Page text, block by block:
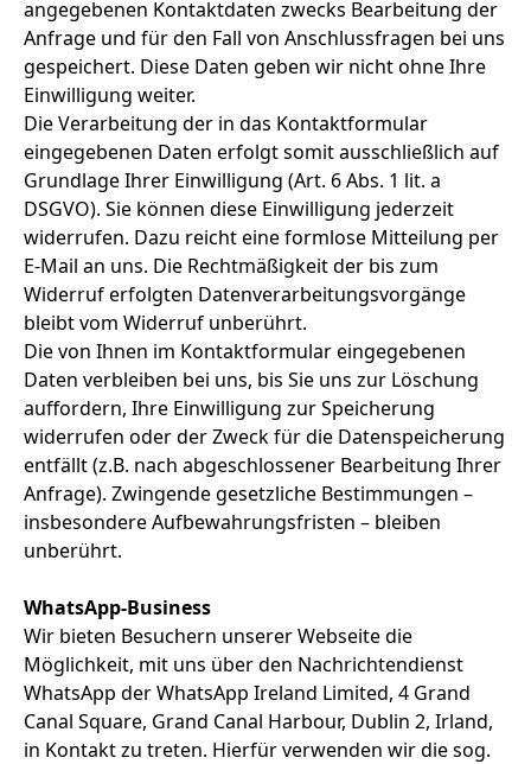
angegebenen Kontaktdaten zwecks Bearbeitung der
Anfrage und für den Fall von Anschlussfragen bei uns
gespeichert. Diese Daten geben wir nicht ohne Ihre
Einwilligung weiter.
Die Verarbeitung der in das Kontaktformular
eingegebenen Daten erfolgt somit ausschließlich auf
Grundlage Ihrer Einwilligung (Art. 6 Abs. 1 lit. a
DSGVO). Sie können diese Einwilligung jederzeit
widerrufen. Dazu reicht eine formlose Mitteilung per
E-Mail an uns. Die Rechtmäßigkeit der bis zum
Widerruf erfolgten Datenverarbeitungsvorgänge
bleibt vom Widerruf unberührt.
Die von Ihnen im Kontaktformular eingegebenen
Daten verbleiben bei uns, bis Sie uns zur Löschung
auffordern, Ihre Einwilligung zur Speicherung
widerrufen oder der Zweck für die Datenspeicherung
entfällt (z.B. nach abgeschlossener Bearbeitung Ihrer
Anfrage). Zwingende gesetzliche Bestimmungen –
insbesondere Aufbewahrungsfristen – bleiben
unberührt.
WhatsApp-Business
Wir bieten Besuchern unserer Webseite die
Möglichkeit, mit uns über den Nachrichtendienst
WhatsApp der WhatsApp Ireland Limited, 4 Grand
Canal Square, Grand Canal Harbour, Dublin 2, Irland,
in Kontakt zu treten. Hierfür verwenden wir die sog.